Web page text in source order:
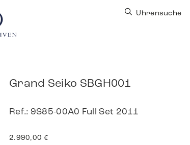
Uhrensuche
Grand Seiko SBGH001
Ref.: 9S85-00A0 Full Set 2011
2.990,00 €